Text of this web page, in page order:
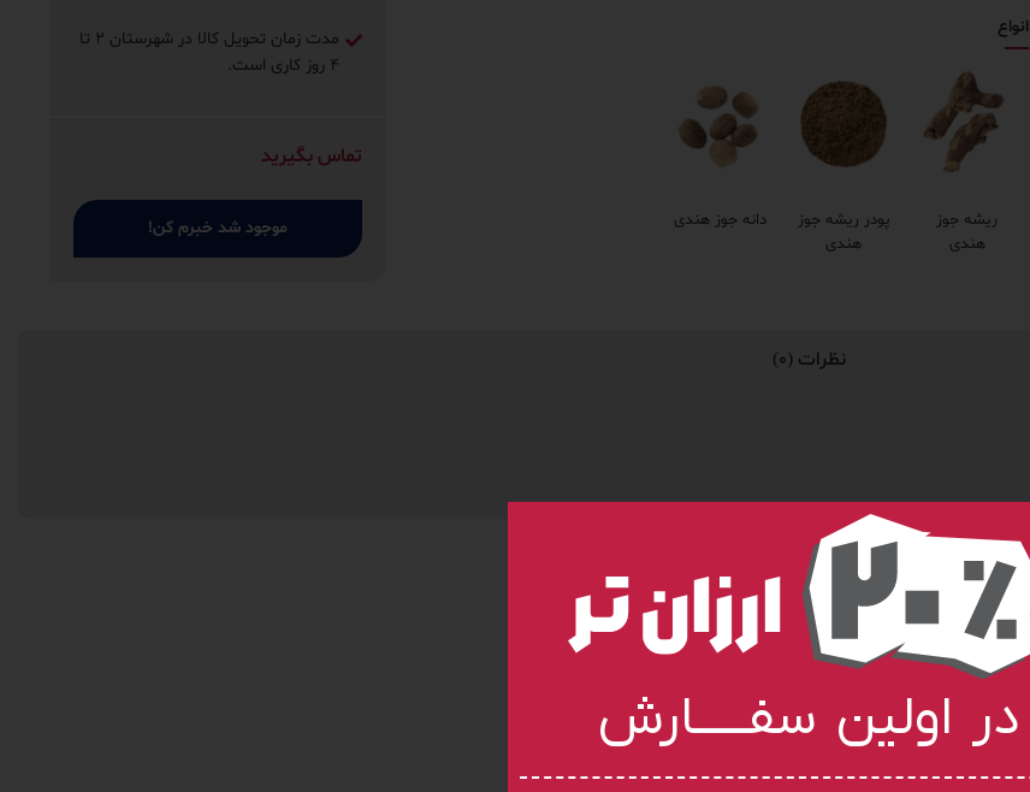
انواع
ریشه جوز
هندی
پودر ریشه جوز
هندی
دانه جوز هندی
مدت زمان تحویل کالا در شهرستان ۲ تا
۴ روز ‌کاری است.
تماس بگیرید
موجود شد خبرم کن!
نظرات (0)
در اولین سفـــــارش